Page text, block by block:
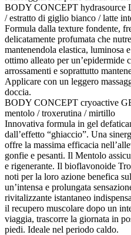
BODY CONCEPT hydrasource
/ estratto di giglio bianco / latte
Formula dalla texture fondente,
delicatamente profumata che
mantenendola elastica, luminosa
ottimo alleato per un’epidermide
arrossamenti e soprattutto
Applicare con un leggero
doccia.
BODY CONCEPT cryoactive
mentolo / troxerutina / mirtillo
Innovativa formula in gel
dall’effetto “ghiaccio”. Una
offre la massima efficacia
gonfie e pesanti. Il Mentolo
e rigenerante. Il bioflavonoide
noti per la loro azione benefica
un’intensa e prolungata
rivitalizzante istantaneo
il recupero muscolare dopo un
viaggia, trascorre la giornata in
piedi. Ideale nel periodo caldo.